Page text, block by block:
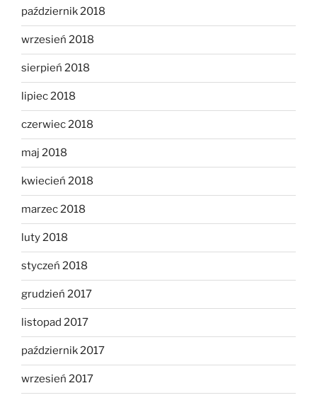
październik 2018
wrzesień 2018
sierpień 2018
lipiec 2018
czerwiec 2018
maj 2018
kwiecień 2018
marzec 2018
luty 2018
styczeń 2018
grudzień 2017
listopad 2017
październik 2017
wrzesień 2017